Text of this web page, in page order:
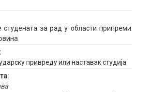
за рад у области припреми
привреду или наставак студија